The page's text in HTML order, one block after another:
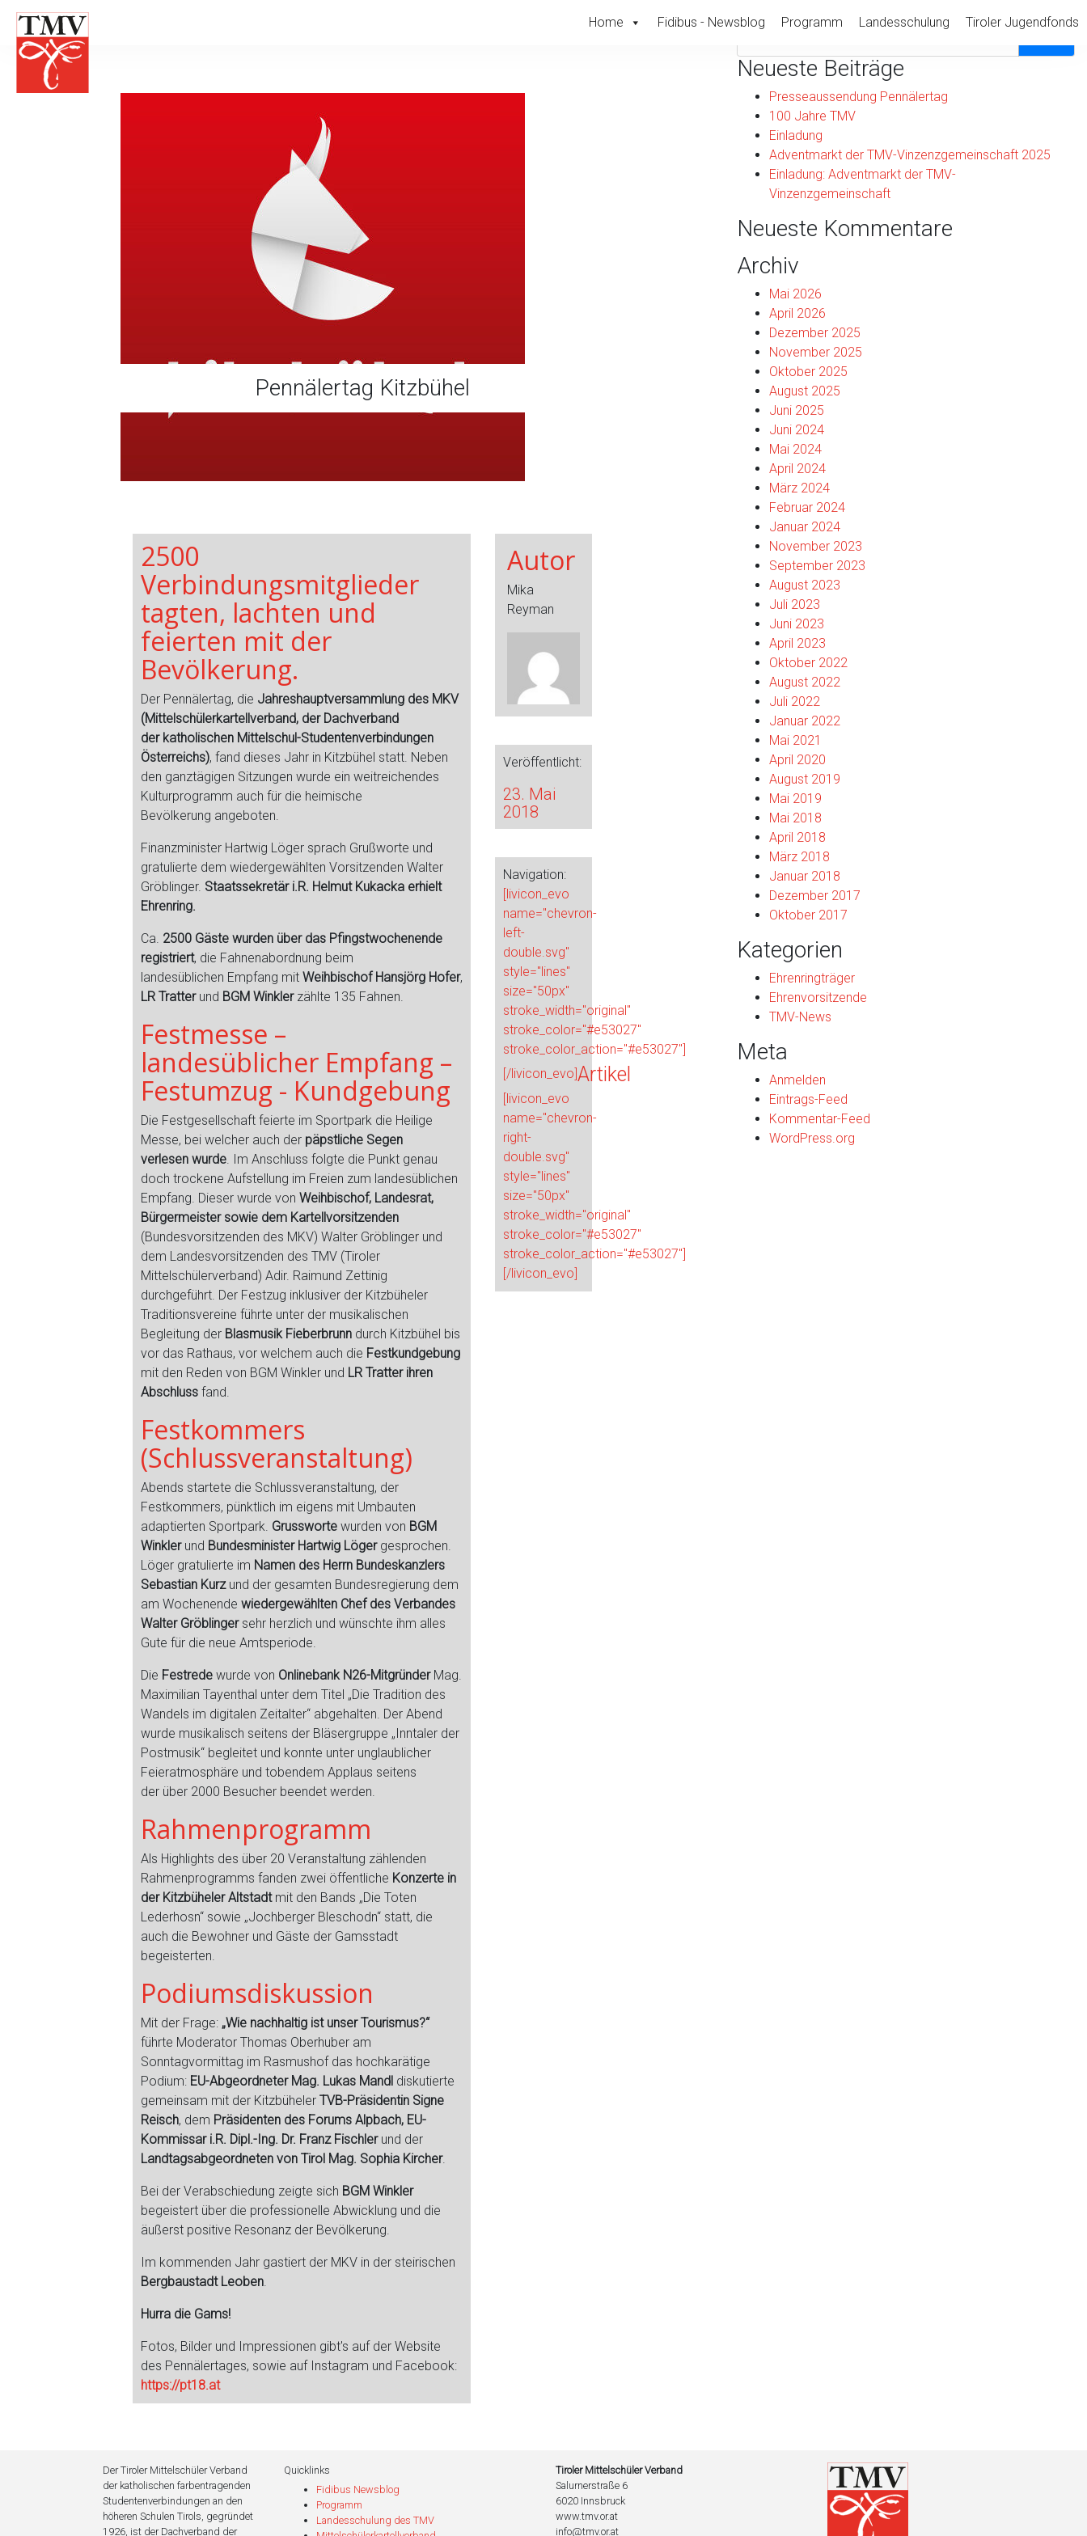
Home Fidibus - Newsblog Programm Landesschulung Tiroler Jugendfonds
Pennälertag Kitzbühel
2500
Verbindungsmitglieder
tagten, lachten und
feierten mit der
Bevölkerung.
Der Pennälertag, die Jahreshauptversammlung des MKV
(Mittelschülerkartellverband, der Dachverband
der katholischen Mittelschul-Studentenverbindungen
Österreichs), fand dieses Jahr in Kitzbühel statt. Neben
den ganztägigen Sitzungen wurde ein weitreichendes
Kulturprogramm auch für die heimische
Bevölkerung angeboten.
Finanzminister Hartwig Löger sprach Grußworte und
gratulierte dem wiedergewählten Vorsitzenden Walter
Gröblinger. Staatssekretär i.R. Helmut Kukacka erhielt
Ehrenring.
Ca. 2500 Gäste wurden über das Pfingstwochenende
registriert, die Fahnenabordnung beim
landesüblichen Empfang mitWeihbischof Hansjörg Hofer,
LR Tratterund BGM Winklerzählte 135 Fahnen.
Festmesse –
landesüblicher Empfang –
Festumzug - Kundgebung
Die Festgesellschaft feierte im Sportpark die Heilige
Messe, bei welcher auch der päpstliche Segen
verlesen wurde. Im Anschluss folgte die Punkt genau
doch trockene Aufstellung im Freien zum landesüblichen
Empfang. Dieser wurde vonWeihbischof, Landesrat,
Bürgermeister sowie dem Kartellvorsitzenden
(Bundesvorsitzenden des MKV) Walter Gröblinger und
dem Landesvorsitzenden des TMV (Tiroler
Mittelschülerverband) Adir. Raimund Zettinig
durchgeführt. Der Festzug inklusiver der Kitzbüheler
Traditionsvereine führte unter der musikalischen
Begleitung der Blasmusik Fieberbrunn durch Kitzbühel bis
vor das Rathaus, vor welchem auch die Festkundgebung
mit den Reden von BGM Winkler und LR Tratter ihren
Abschluss fand.
Festkommers
(Schlussveranstaltung)
Abends startete die Schlussveranstaltung, der
Festkommers, pünktlich im eigens mit Umbauten
adaptierten Sportpark. Grussworte wurden von BGM
Winklerund Bundesminister Hartwig Lögergesprochen.
Löger gratulierte im Namen des Herrn Bundeskanzlers
Sebastian Kurzund der gesamten Bundesregierung dem
am Wochenendewiedergewählten Chef des Verbandes
Walter Gröblinger sehr herzlich und wünschte ihm alles
Gute für die neue Amtsperiode.
Die Festrede wurde von Onlinebank N26-MitgründerMag.
Maximilian Tayenthal unter dem Titel „Die Tradition des
Wandels im digitalen Zeitalter“ abgehalten. Der Abend
wurde musikalisch seitens der Bläsergruppe „Inntaler der
Postmusik“ begleitet und konnte unter unglaublicher
Feieratmosphäre und tobendem Applaus seitens
der über 2000 Besucher beendet werden.
Rahmenprogramm
Als Highlights des über 20 Veranstaltung zählenden
Rahmenprogramms fanden zwei öffentliche Konzerte in
der Kitzbüheler Altstadtmit den Bands „Die Toten
Lederhosn“ sowie „Jochberger Bleschodn“ statt, die
auch die Bewohner und Gäste der Gamsstadt
begeisterten.
Podiumsdiskussion
Mit der Frage: „Wie nachhaltig ist unser Tourismus?“
führte Moderator Thomas Oberhuber am
Sonntagvormittag im Rasmushof das hochkarätige
Podium: EU-Abgeordneter Mag. Lukas Mandl diskutierte
gemeinsam mit der Kitzbüheler TVB-Präsidentin Signe
Reisch, dem Präsidenten des Forums Alpbach, EU-
Kommissar i.R. Dipl.-Ing. Dr. Franz Fischlerund der
Landtagsabgeordneten von Tirol Mag. Sophia Kircher.
Bei der Verabschiedung zeigte sich BGM Winkler
begeistert über die professionelle Abwicklung und die
äußerst positive Resonanz der Bevölkerung.
Im kommenden Jahr gastiert der MKV in der steirischen
Bergbaustadt Leoben.
Hurra die Gams!
Fotos, Bilder und Impressionen gibt's auf der Website
des Pennälertages, sowie auf Instagram und Facebook:
https://pt18.at
Autor
Mika
Reyman
Veröffentlicht:
23. Mai
2018
Navigation:
[livicon_evo
name="chevron-
left-
double.svg"
style="lines"
size="50px"
stroke_width="original"
stroke_color="#e53027"
stroke_color_action="#e53027"]
[/livicon_evo]Artikel
[livicon_evo
name="chevron-
right-
double.svg"
style="lines"
size="50px"
stroke_width="original"
stroke_color="#e53027"
stroke_color_action="#e53027"]
[/livicon_evo]
Neueste Beiträge
Presseaussendung Pennälertag
100 Jahre TMV
Einladung
Adventmarkt der TMV-Vinzenzgemeinschaft 2025
Einladung: Adventmarkt der TMV-
Vinzenzgemeinschaft
Neueste Kommentare
Archiv
Mai 2026
April 2026
Dezember 2025
November 2025
Oktober 2025
August 2025
Juni 2025
Juni 2024
Mai 2024
April 2024
März 2024
Februar 2024
Januar 2024
November 2023
September 2023
August 2023
Juli 2023
Juni 2023
April 2023
Oktober 2022
August 2022
Juli 2022
Januar 2022
Mai 2021
April 2020
August 2019
Mai 2019
Mai 2018
April 2018
März 2018
Januar 2018
Dezember 2017
Oktober 2017
Kategorien
Ehrenringträger
Ehrenvorsitzende
TMV-News
Meta
Anmelden
Eintrags-Feed
Kommentar-Feed
WordPress.org
Der Tiroler Mittelschüler Verband
der katholischen farbentragenden
Studentenverbindungen an den
höheren Schulen Tirols, gegründet
1926, ist der Dachverband der
Quicklinks
Fidibus Newsblog
Programm
Landesschulung des TMV
Tiroler Mittelschüler Verband
Salurnerstraße 6
6020 Innsbruck
www.tmv.or.at
info@tmv.or.at